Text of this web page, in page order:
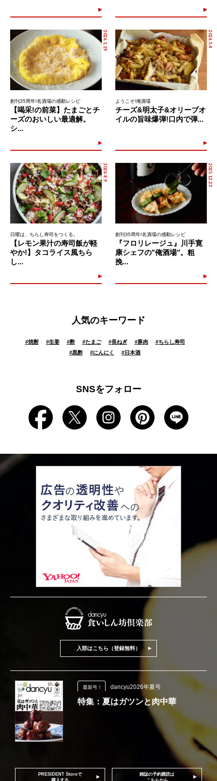
2026.1.19
創刊35周年!名酒場の感動レシピ
【喝采!の前菜】たまごとチ
ーズのおいしい最適解。
シ...
2026.5.4
ようこそ!俺酒場
チーズ&明太子&オリーブオ
イルの旨味爆弾!口内で弾...
2026.8.9
日曜は、ちらし寿司をつくる。
【レモン果汁の寿司飯が軽
やか!】タコライス風ちら
し...
2025.12.23
創刊35周年!名酒場の感動レシピ
『フロリレージュ』川手寛
康シェフの"俺酒場"。粗
挽...
人気のキーワード
#焼酎 #生姜 #酢 #たまご #長ねぎ #豚肉 #ちらし寿司
#黒酢 #にんにく #日本酒
SNSをフォロー
入部はこちら（登録無料）
最新号！ dancyu2026年夏号
特集：夏はガツンと肉中華
PRESIDENT Storeで
購入する
雑誌の予約購読は
こちらから